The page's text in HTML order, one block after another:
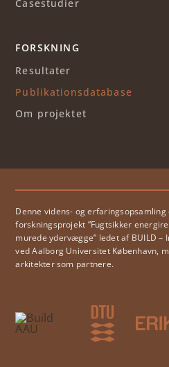
Casestudier
FORSKNING
Resultater
Publikationsdatabase
Om projektet
Denne videns- og
forskningsprojekt ”Fugtsikker
murede ydervægge” ledet af BUILD
ved Aalborg Universitet København,
arkitekter som partnere.